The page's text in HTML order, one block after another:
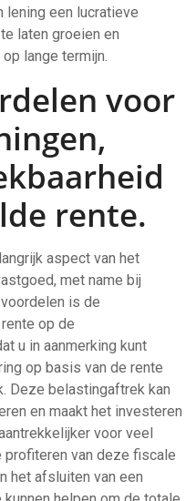
lening een lucratieve
laten groeien en
lange termijn.
voor
rente.
aspect van het
met name bij
is de
op de
u in aanmerking kunt
op basis van de rente
Deze belastingaftrek kan
en maakt het investeren
voor veel
profiteren van deze fiscale
het afsluiten van een